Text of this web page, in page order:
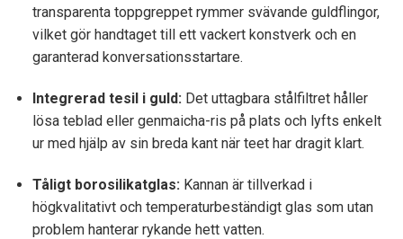
transparenta toppgreppet rymmer svävande guldflingor,
vilket gör handtaget till ett vackert konstverk och en
garanterad konversationsstartare.
Integrerad tesil i guld:Det uttagbara stålfiltret håller
lösa teblad eller genmaicha-ris på plats och lyfts enkelt
ur med hjälp av sin breda kant när teet har dragit klart.
Tåligt borosilikatglas: Kannan är tillverkad i
högkvalitativt och temperaturbeständigt glas som utan
problem hanterar rykande hett vatten.